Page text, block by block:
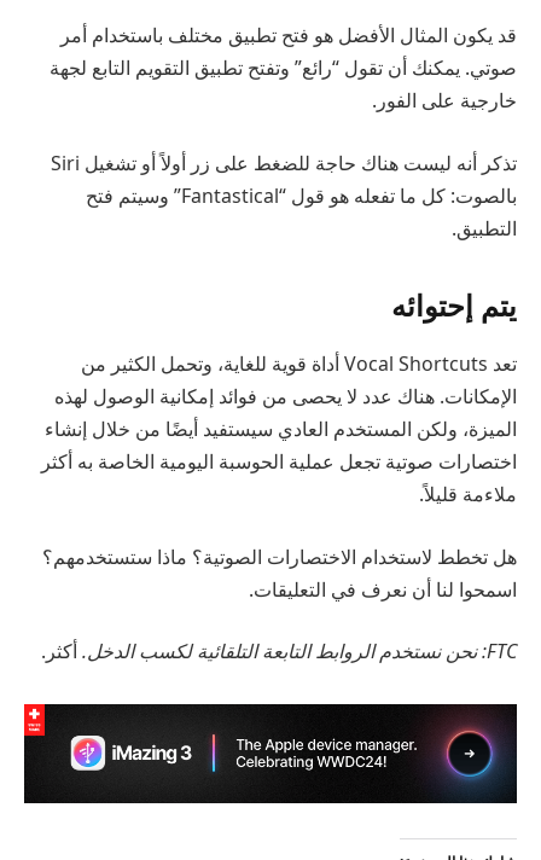
قد يكون المثال الأفضل هو فتح تطبيق مختلف باستخدام أمر
صوتي. يمكنك أن تقول “رائع” وتفتح تطبيق التقويم التابع لجهة
خارجية على الفور.
تذكر أنه ليست هناك حاجة للضغط على زر أولاً أو تشغيل Siri
بالصوت: كل ما تفعله هو قول “Fantastical” وسيتم فتح
التطبيق.
يتم إحتوائه
تعد Vocal Shortcuts أداة قوية للغاية، وتحمل الكثير من
الإمكانات. هناك عدد لا يحصى من فوائد إمكانية الوصول لهذه
الميزة، ولكن المستخدم العادي سيستفيد أيضًا من خلال إنشاء
اختصارات صوتية تجعل عملية الحوسبة اليومية الخاصة به أكثر
ملاءمة قليلاً.
هل تخطط لاستخدام الاختصارات الصوتية؟ ماذا ستستخدمهم؟
اسمحوا لنا أن نعرف في التعليقات.
FTC: نحن نستخدم الروابط التابعة التلقائية لكسب الدخل. أكثر.